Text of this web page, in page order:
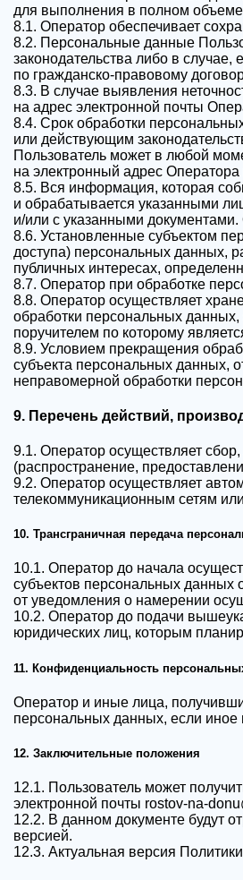
для выполнения в полном
8.1. Оператор обеспечивает
8.2. Персональные данные
законодательства либо в
по гражданско-правовому
8.3. В случае выявления
на адрес электронной почты
8.4. Срок обработки
или действующим
Пользователь может в любой
на электронный адрес
8.5. Вся информация, которая
и обрабатывается указанными
и/или с указанными документами.
8.6. Установленные субъектом
доступа) персональных данных,
публичных интересах,
8.7. Оператор при обработке
8.8. Оператор осуществляет
обработки персональных
поручителем по которому
8.9. Условием прекращения
субъекта персональных данных,
неправомерной обработки
9. Перечень действий,
9.1. Оператор осуществляет
(распространение,
9.2. Оператор осуществляет
телекоммуникационным сетям
10. Трансграничная передача
10.1. Оператор до начала
субъектов персональных данных
от уведомления о намерении
10.2. Оператор до подачи
юридических лиц, которым
11. Конфиденциальность
Оператор и иные лица,
персональных данных, если
12. Заключительные положения
12.1. Пользователь может
электронной почты rostov-na-
12.2. В данном документе будут
версией.
12.3. Актуальная версия